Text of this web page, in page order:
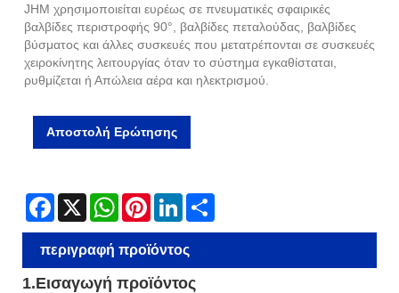
JHM χρησιμοποιείται ευρέως σε πνευματικές σφαιρικές
βαλβίδες περιστροφής 90°, βαλβίδες πεταλούδας, βαλβίδες
βύσματος και άλλες συσκευές που μετατρέπονται σε συσκευές
χειροκίνητης λειτουργίας όταν το σύστημα εγκαθίσταται,
ρυθμίζεται ή Απώλεια αέρα και ηλεκτρισμού.
Αποστολή Ερώτησης
Facebook
X WhatsAppPinterestLinkedIn
περιγραφή προϊόντος
1.Εισαγωγή προϊόντος